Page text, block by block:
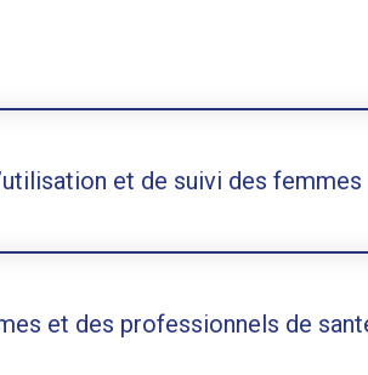
et de suivi des femmes
et des professionnels de